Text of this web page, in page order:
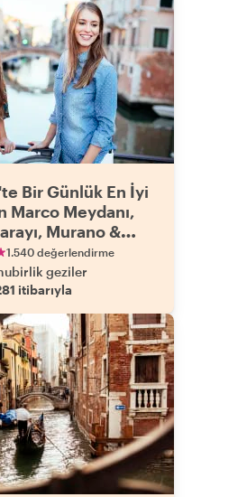
Bir Günlük En İyi
Marco Meydanı,
Murano &
1.540 değerlendirme
geziler
itibarıyla